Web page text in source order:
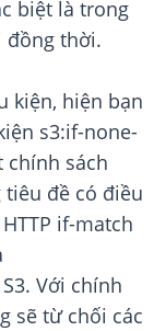
biệt là trong
đồng thời.
kiện, hiện bạn
s3:if-none-
chính sách
đề có điều
if-match
Với chính
sẽ từ chối các